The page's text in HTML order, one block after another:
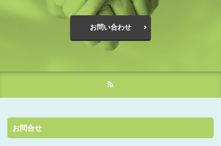
お問い合わせ
お問合せ